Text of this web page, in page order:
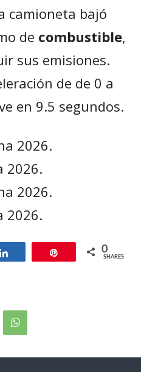
camioneta bajó
de combustible,
sus emisiones.
de de 0 a
en 9.5 segundos.
2026.
2026.
0
SHARES